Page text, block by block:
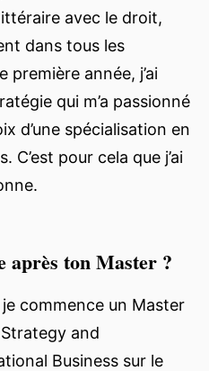
avec le droit,
dans tous les
première année, j’ai
qui m’a passionné
d’une spécialisation en
pour cela que j’ai
après ton Master ?
commence un Master
Strategy and
Business sur le